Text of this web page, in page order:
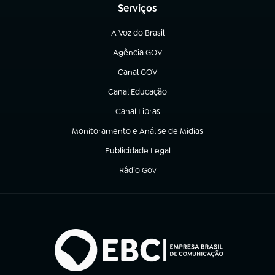
Serviços
A Voz do Brasil
(abre em nova aba)
Agência GOV
(abre em nova aba)
Canal GOV
(abre em nova aba)
Canal Educação
(abre em nova aba)
Canal Libras
(abre em nova aba)
Monitoramento e Análise de Mídias
(abre em nova aba)
Publicidade Legal
(abre em nova aba)
Rádio Gov
(abre em nova aba)